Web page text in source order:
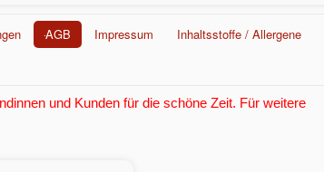
AGB Impressum
Inhaltsstoffe / Allergene
und Kunden für die schöne Zeit. Für weitere